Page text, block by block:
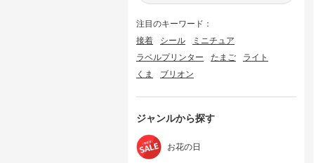
注目のキーワード：
接着
シール
ミニチュア
ラベルプリンター
たまご
ライト
くま
ブリオン
ジャンルから探す
お花の日